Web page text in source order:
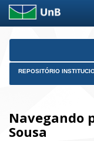
Skip
REPOSITÓRIO
Navegando
Sousa